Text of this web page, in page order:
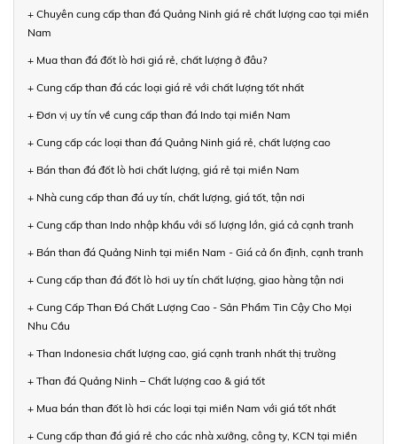
+ Chuyên cung cấp than đá Quảng Ninh giá rẻ chất lượng cao tại miền
Nam
+ Mua than đá đốt lò hơi giá rẻ, chất lượng ở đâu?
+ Cung cấp than đá các loại giá rẻ với chất lượng tốt nhất
+ Đơn vị uy tín về cung cấp than đá Indo tại miền Nam
+ Cung cấp các loại than đá Quảng Ninh giá rẻ, chất lượng cao
+ Bán than đá đốt lò hơi chất lượng, giá rẻ tại miền Nam
+ Nhà cung cấp than đá uy tín, chất lượng, giá tốt, tận nơi
+ Cung cấp than Indo nhập khẩu với số lượng lớn, giá cả cạnh tranh
+ Bán than đá Quảng Ninh tại miền Nam - Giá cả ổn định, cạnh tranh
+ Cung cấp than đá đốt lò hơi uy tín chất lượng, giao hàng tận nơi
+ Cung Cấp Than Đá Chất Lượng Cao - Sản Phẩm Tin Cậy Cho Mọi
Nhu Cầu
+ Than Indonesia chất lượng cao, giá cạnh tranh nhất thị trường
+ Than đá Quảng Ninh – Chất lượng cao & giá tốt
+ Mua bán than đốt lò hơi các loại tại miền Nam với giá tốt nhất
+ Cung cấp than đá giá rẻ cho các nhà xưởng, công ty, KCN tại miền